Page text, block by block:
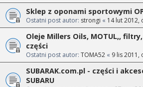
Sklep z oponami sportowymi
Ostatni post autor: strongi « 14 lut 2012,
Oleje Millers Oils, MOTUL,,
części
Ostatni post autor: TOMA52 « 9 lis 2011,
SUBARAK.com.pl - części i
SUBARU